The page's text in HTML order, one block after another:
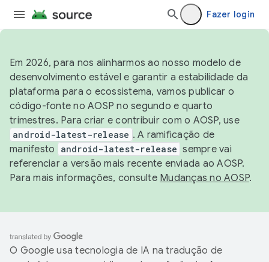
Fazer login
Em 2026, para nos alinharmos ao nosso modelo de
desenvolvimento estável e garantir a estabilidade da
plataforma para o ecossistema, vamos publicar o
código-fonte no AOSP no segundo e quarto
trimestres. Para criar e contribuir com o AOSP, use
android-latest-release . A ramificação de
manifesto
android-latest-release sempre vai
referenciar a versão mais recente enviada ao AOSP.
Para mais informações, consulte Mudanças no AOSP.
O Google usa tecnologia de IA na tradução de